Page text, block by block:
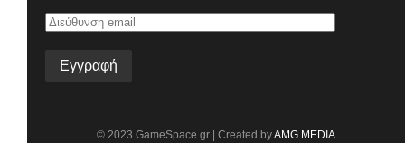
Διεύθυνση
© 2023 GameSpace.gr | Created byAMG MEDIA